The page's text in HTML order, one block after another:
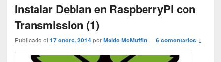
Instalar Debian en RaspberryPi con
Transmission (1)
Publicado el 17 enero, 2014porMoide McMuffin—6 comentarios ↓